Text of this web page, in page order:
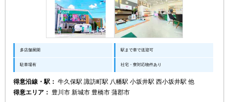
多店舗展開 駅まで車で送迎可
駐車場有 社宅・寮対応物件あり
得意沿線・駅： 牛久保駅 諏訪町駅 八幡駅 小坂井駅 西小坂井駅 他
得意エリア：
豊川市 新城市 豊橋市 蒲郡市